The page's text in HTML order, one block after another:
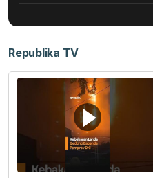
Republika TV